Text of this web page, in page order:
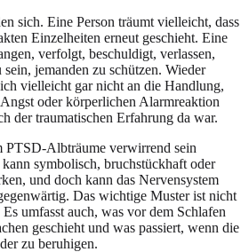
sich. Eine Person träumt vielleicht, dass
Einzelheiten erneut geschieht. Eine
verfolgt, beschuldigt, verlassen,
jemanden zu schützen. Wieder
vielleicht gar nicht an die Handlung,
oder körperlichen Alarmreaktion
der traumatischen Erfahrung da war.
PTSD-Albträume verwirrend sein
symbolisch, bruchstückhaft oder
und doch kann das Nervensystem
Das wichtige Muster ist nicht
umfasst auch, was vor dem Schlafen
geschieht und was passiert, wenn die
zu beruhigen.